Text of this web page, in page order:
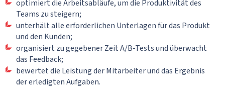
optimiert die Arbeitsabläufe, um die Produktivität des
Teams zu steigern;
unterhält alle erforderlichen Unterlagen für das Produkt
und den Kunden;
organisiert zu gegebener Zeit A/B-Tests und überwacht
das Feedback;
bewertet die Leistung der Mitarbeiter und das Ergebnis
der erledigten Aufgaben.